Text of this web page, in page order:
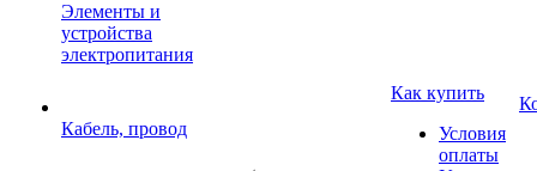
Элементы и
устройства
электропитания
Кабель, провод
Как купить
Условия
оплаты